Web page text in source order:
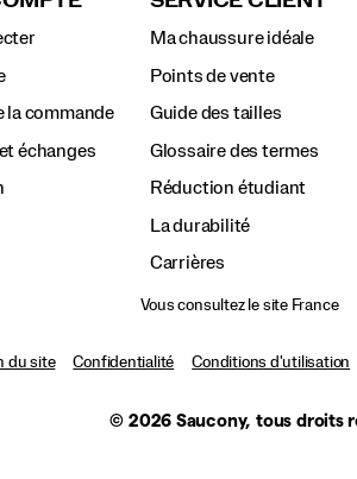
la commande
échanges
Ma chaussure idéale
Points de vente
Guide des tailles
Glossaire des termes
Réduction étudiant
La durabilité
Carrières
Vous consultez le site France
du site Confidentialité Conditions d'utilisation
© 2026 Saucony, tous droits